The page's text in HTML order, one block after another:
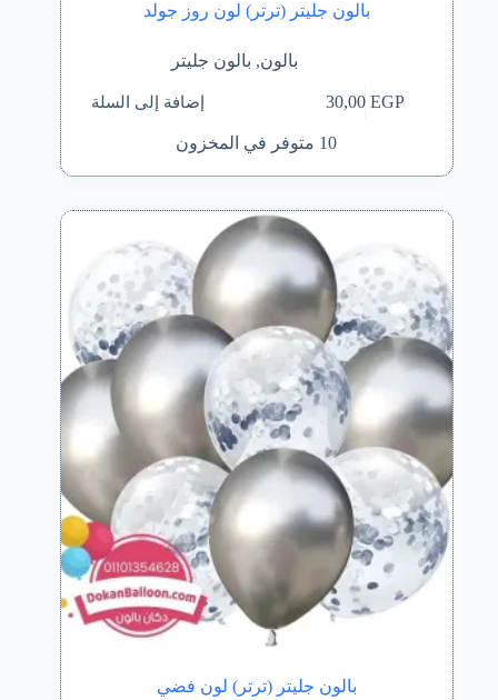
بالون جليتر (ترتر) لون روز جولد
بالون, بالون جليتر
30,00EGP إضافة إلى السلة
10 متوفر في المخزون
بالون جليتر (ترتر) لون فضي